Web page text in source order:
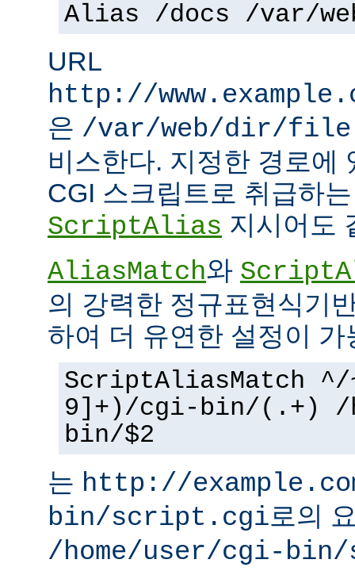
Alias /docs /var/
URL
http://
은 /var/web/dir/
비스한다. 지정한 경로에
CGI 스크립트로 취급하
ScriptAlias 지시어도
AliasMatch와
의 강력한 정규표현식기
하여 더 유연한 설정이
ScriptAliasMatch
9]+)/cgi-bin/(.+) /
bin/$2
는 http://
bin/script.cgi로의
/home/user/cgi-